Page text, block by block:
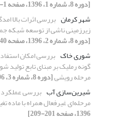
[دوره 8، شماره 1، 1396، صفحه 1-17]
شهر کرمان بررسی اثرات بالا
زیر‌زمینی ناشی از توسعه شبکه
[دوره 8، شماره 2، 1396، صفحه 140-157]
شوری خاک بررسی امکان
گونه رملیک بر مبنای تابع
مرحله رویشی[دوره 8، شماره 3، 1396، صفحه 224-236]
شیرین‌سازی آب بررسی
مرحله‌ای غیرفعال همراه با ماده
1396، صفحه 201-209]